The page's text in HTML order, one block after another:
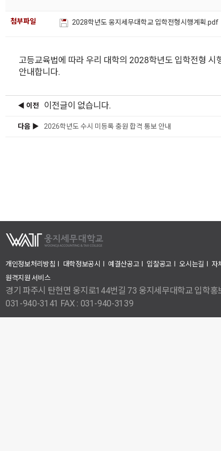
첨부파일 2028학년도 웅지세무대학교 입학전형시행계획.pdf
고등교육법에 따라 우리 대학의 2028학년도 입학전형 시
안내합니다.
◀ 이전 이전글이 없습니다.
다음 ▶ 2026학년도 수시 미등록 충원 합격 통보 안내
개인정보처리방침 대학정보공시 예결산공고 입찰공고 오시는길
자
원격지원 서비스
경기 파주시 탄현면 웅지로144번길 73 웅지세무대학교 입학홍
031-940-3141 FAX : 031-940-3139